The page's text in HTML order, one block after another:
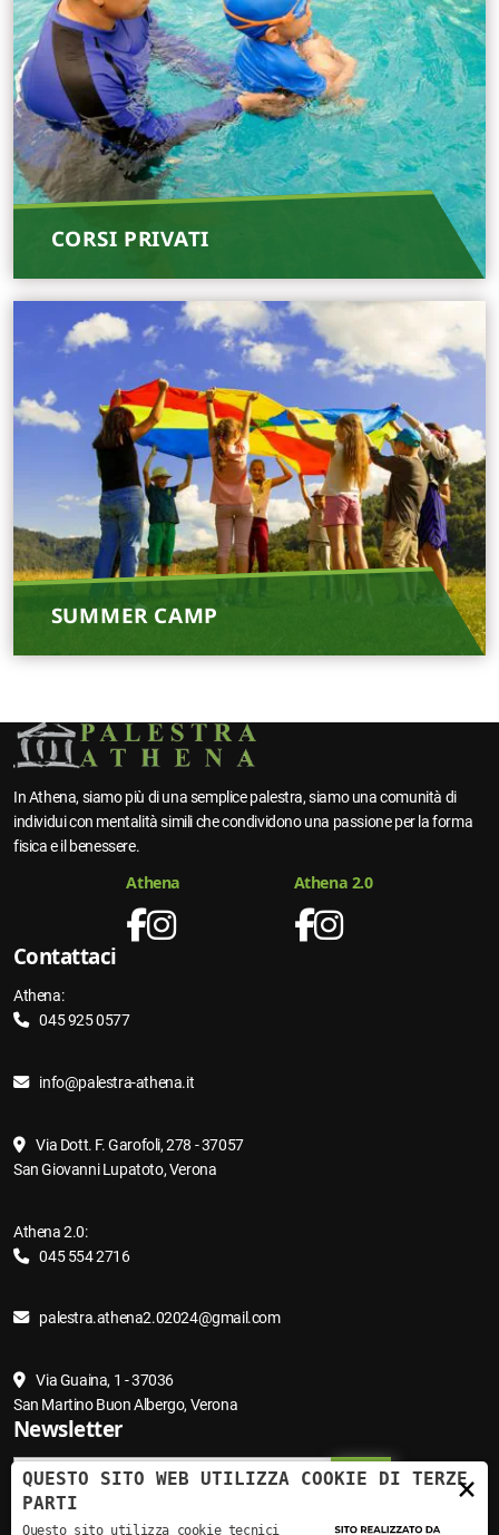
CORSI PRIVATI
SUMMER CAMP
In Athena, siamo più di una semplice palestra, siamo una comunità di
individui con mentalità simili che condividono una passione per la forma
fisica e il benessere.
Athena Athena 2.0
Contattaci
Athena:
045 925 0577
info@palestra-athena.it
Via Dott. F. Garofoli, 278 - 37057
San Giovanni Lupatoto, Verona
Athena 2.0:
045 554 2716
palestra.athena2.02024@gmail.com
Via Guaina, 1 - 37036
San Martino Buon Albergo, Verona
Newsletter
×
QUESTO SITO WEB UTILIZZA COOKIE DI TERZE
PARTI
Questo sito utilizza cookie tecnici